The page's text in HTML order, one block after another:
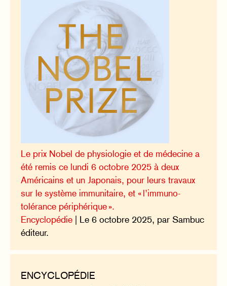
Le prix Nobel de physiologie et de médecine a
été remis ce lundi 6 octobre 2025 à deux
Américains et un Japonais, pour leurs travaux
sur le système immunitaire, et « l’immuno-
tolérance périphérique ».
Encyclopédie | Le 6 octobre 2025, par Sambuc
éditeur.
ENCYCLOPÉDIE